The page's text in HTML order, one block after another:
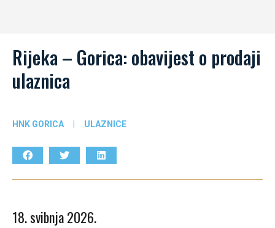
Rijeka – Gorica: obavijest o prodaji
ulaznica
HNK GORICA | ULAZNICE
18. svibnja 2026.